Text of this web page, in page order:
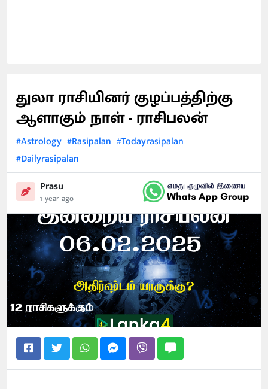
துலா ராசியினர் குழப்பத்திற்கு
ஆளாகும் நாள் - ராசிபலன்
#Astrology #Rasipalan #Todayrasipalan
#Dailyrasipalan
Prasu
1 year ago